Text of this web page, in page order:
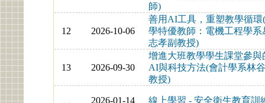
師)
12 2026-10-06
善用AI工具，重塑教學循環
學特優教師：電機工程學系
志孝副教授)
13 2026-09-30
增進大班教學學生課堂參與
AI與科技方法(會計學系林
教授)
2026-01-14
線上學習 - 安全衛生教育訓